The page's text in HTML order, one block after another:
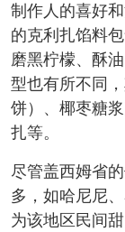
制作人的喜好
的克利扎馅料
磨黑柠檬、酥
型也有所不同
饼）、椰枣糖
扎等。
尽管盖西姆省
多，如哈尼尼
为该地区民间甜